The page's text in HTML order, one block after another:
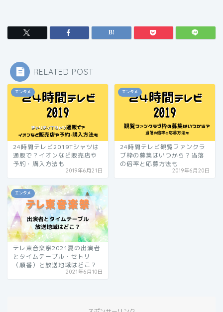
RELATED POST
エンタメ
24時間テレビ2019Tシャツは
通販で？イオンなど販売店や
予約・購入方法も
2019年6月21日
エンタメ
24時間テレビ観覧ファンクラ
ブ枠の募集はいつから？当落
の倍率と応募方法も
2019年6月20日
エンタメ
テレ東音楽祭2021夏の出演者
とタイムテーブル・セトリ
（順番）と放送地域はどこ？
2021年6月10日